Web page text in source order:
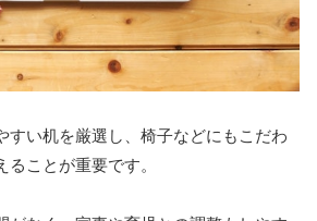
すい机を厳選し、椅子などにもこだわ
ことが重要です。